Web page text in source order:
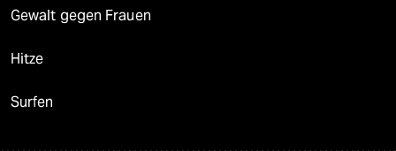
Gewalt gegen Frauen
Hitze
Surfen